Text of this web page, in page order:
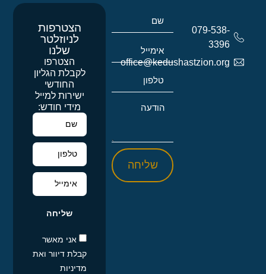
079-538-
3396
office@kedushastzion.org
שליחה
הצטרפות
לניוזלטר
שלנו
הצטרפו
לקבלת הגליון
החודשי
ישירות למייל
מידי חודש:
אני מאשר
קבלת דיוור ואת
מדיניות
שליחה